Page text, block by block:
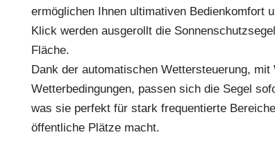
ermöglichen Ihnen ultimativen Bedienkomfort
Klick werden ausgerollt die
Fläche.
Dank der automatischen Wettersteuerung,
Wetterbedingungen, passen sich die Segel
was sie perfekt für stark frequentierte
öffentliche Plätze macht.